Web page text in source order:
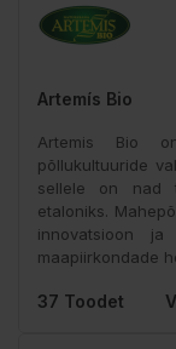
Artemís Bio
Artemis Bio
põllukultuuride
sellele on nad
etaloniks.
innovatsioon
maapiirkondade
37 Toodet